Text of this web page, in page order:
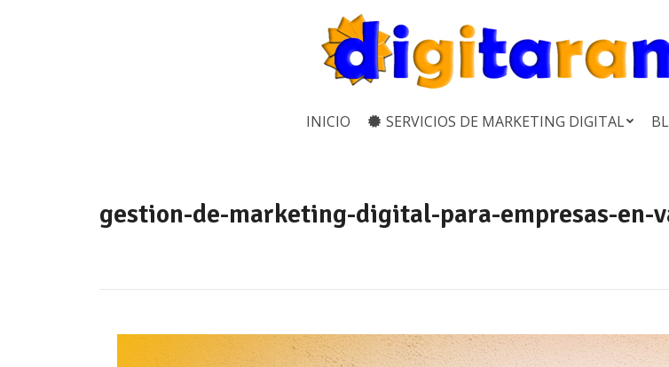
INICIO SERVICIOS DE MARKETING DIGITAL
gestion-de-marketing-digital-para-empresas-en-